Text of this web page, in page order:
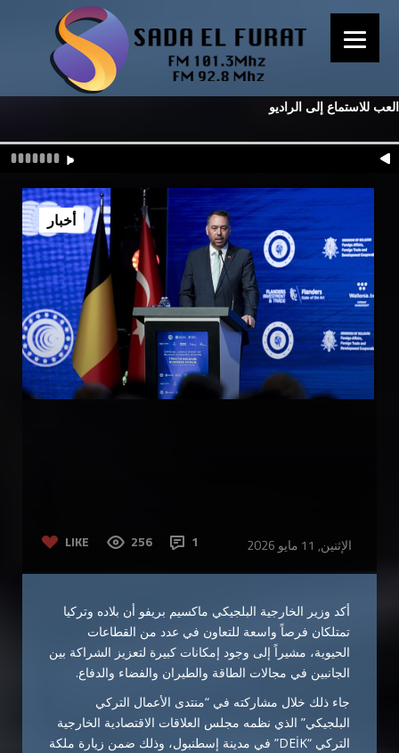
العب للاستماع إلى الراديو
LIKE 256 1 الإثنين, 11 مايو 2026
أخبار
أكد وزير الخارجية البلجيكي ماكسيم بريفو أن بلاده وتركيا
تمتلكان فرصاً واسعة للتعاون في عدد من القطاعات
الحيوية، مشيراً إلى وجود إمكانات كبيرة لتعزيز الشراكة بين
الجانبين في مجالات الطاقة والطيران والفضاء والدفاع.
جاء ذلك خلال مشاركته في “منتدى الأعمال التركي
البلجيكي” الذي نظمه مجلس العلاقات الاقتصادية الخارجية
التركي “DEİK” في مدينة إسطنبول، وذلك ضمن زيارة ملكة